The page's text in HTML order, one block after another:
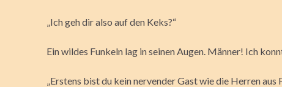
„Ich geh dir also auf den Keks?“
Ein wildes Funkeln lag in seinen Augen. Männer! Ich
„Erstens bist du kein nervender Gast wie die Herren